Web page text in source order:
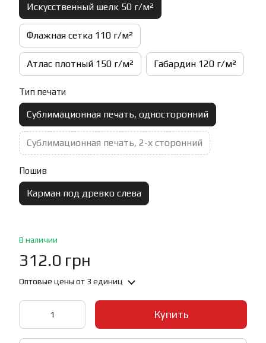
Искусственный шелк 50 г/м²
Флажная сетка 110 г/м²
Атлас плотный 150 г/м² Габардин 120 г/м²
Тип печати
Сублимационная печать, односторонний
Сублимационная печать, 2-х сторонний
Пошив
Карман под древко слева
В наличии
312.0 грн
Оптовые цены от 3 единиц
Купить